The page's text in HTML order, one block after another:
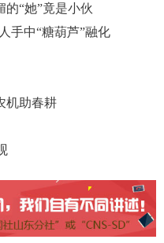
的“她”竟是小伙
手中“糖葫芦”融化
机助春耕